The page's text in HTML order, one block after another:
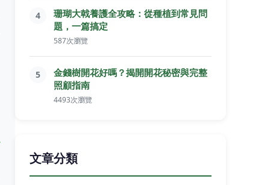
4
珊瑚大戟養護全攻略：從種植到常見問
題，一篇搞定
587次瀏覽
5
金錢樹開花好嗎？揭開開花秘密與完整
照顧指南
4493次瀏覽
文章分類